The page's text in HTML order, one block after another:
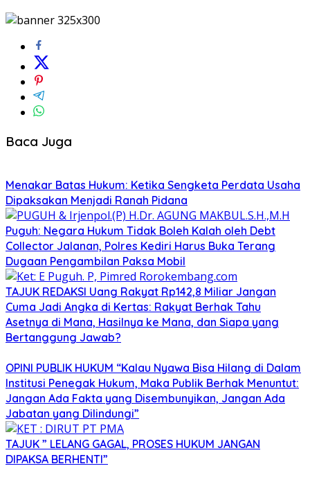
Baca Juga
Menakar Batas Hukum: Ketika Sengketa Perdata Usaha
Dipaksakan Menjadi Ranah Pidana
Puguh: Negara Hukum Tidak Boleh Kalah oleh Debt
Collector Jalanan, Polres Kediri Harus Buka Terang
Dugaan Pengambilan Paksa Mobil
TAJUK REDAKSI Uang Rakyat Rp142,8 Miliar Jangan
Cuma Jadi Angka di Kertas: Rakyat Berhak Tahu
Asetnya di Mana, Hasilnya ke Mana, dan Siapa yang
Bertanggung Jawab?
OPINI PUBLIK HUKUM “Kalau Nyawa Bisa Hilang di Dalam
Institusi Penegak Hukum, Maka Publik Berhak Menuntut:
Jangan Ada Fakta yang Disembunyikan, Jangan Ada
Jabatan yang Dilindungi”
TAJUK ” LELANG GAGAL, PROSES HUKUM JANGAN
DIPAKSA BERHENTI”